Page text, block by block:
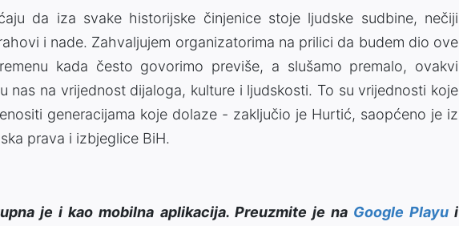
da iza svake historijske činjenice stoje ljudske sudbine, nečiji
i nade. Zahvaljujem organizatorima na prilici da budem dio ove
kada često govorimo previše, a slušamo premalo, ovakvi
nas na vrijednost dijaloga, kulture i ljudskosti. To su vrijednosti koje
generacijama koje dolaze - zaključio je Hurtić, saopćeno je iz
prava i izbjeglice BiH.
je i kao mobilna aplikacija. Preuzmite je na Google Playui